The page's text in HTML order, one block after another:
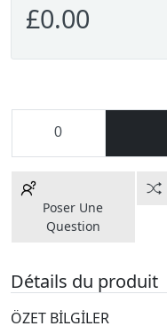
£0.00
Poser Une
Question
Détails du produit
ÖZET BİLGİLER